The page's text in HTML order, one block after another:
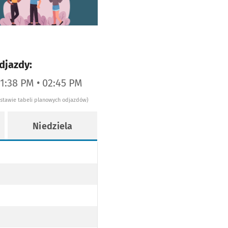
PM • 02:45 PM
tabeli planowych odjazdów)
Niedziela
SKRZY. NIEPODLEGŁOŚCI PO TRASIE)
SKRZY. NIEPODLEGŁOŚCI PO TRASIE)